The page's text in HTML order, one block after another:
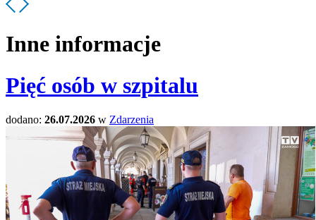
Inne informacje
Pięć osób w szpitalu
dodano: 26.07.2026 w Zdarzenia